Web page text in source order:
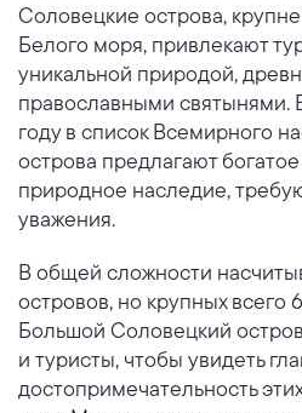
Соловецкие острова,
Белого моря, привлекают
уникальной природой,
православными святынями.
году в список Всемирного
острова предлагают
природное наследие,
уважения.
В общей сложности
островов, но крупных всего
Большой Соловецкий
и туристы, чтобы увидеть
достопримечательность